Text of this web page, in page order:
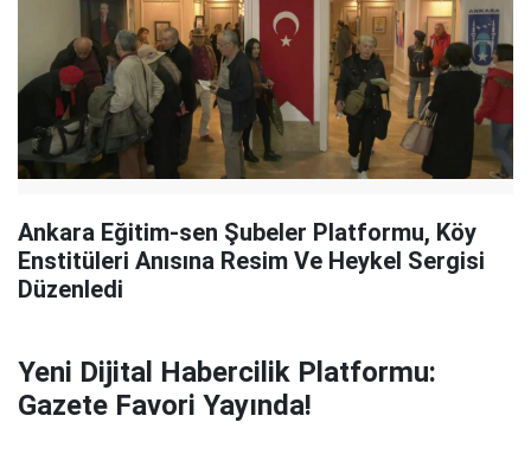
Ankara Eğitim-sen Şubeler Platformu, Köy
Enstitüleri Anısına Resim Ve Heykel Sergisi
Düzenledi
Yeni Dijital Habercilik Platformu:
Gazete Favori Yayında!